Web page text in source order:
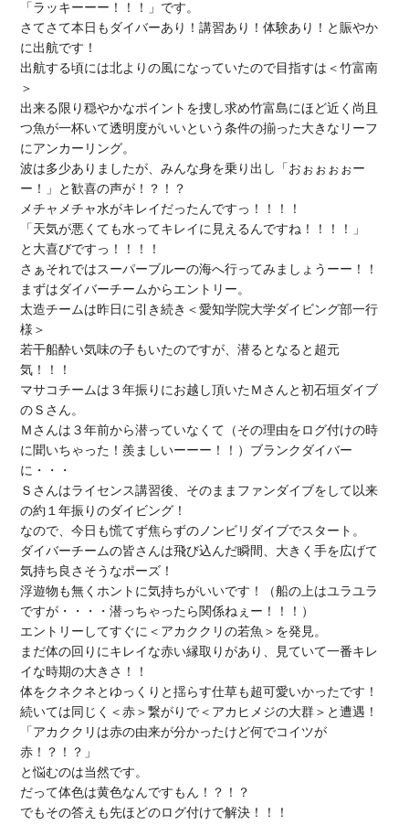
「ラッキーーー！！！」です。
さてさて本日もダイバーあり！講習あり！体験あり！と賑やか
に出航です！
出航する頃には北よりの風になっていたので目指すは＜竹富南
＞
出来る限り穏やかなポイントを捜し求め竹富島にほど近く尚且
つ魚が一杯いて透明度がいいという条件の揃った大きなリーフ
にアンカーリング。
波は多少ありましたが、みんな身を乗り出し「おぉぉぉぉー
ー！」と歓喜の声が！？！？
メチャメチャ水がキレイだったんですっ！！！！
「天気が悪くても水ってキレイに見えるんですね！！！！」
と大喜びですっ！！！！
さぁそれではスーパーブルーの海へ行ってみましょうーー！！
まずはダイバーチームからエントリー。
太造チームは昨日に引き続き＜愛知学院大学ダイビング部一行
様＞
若干船酔い気味の子もいたのですが、潜るとなると超元
気！！！
マサコチームは３年振りにお越し頂いたＭさんと初石垣ダイブ
のＳさん。
Ｍさんは３年前から潜っていなくて（その理由をログ付けの時
に聞いちゃった！羨ましいーーー！！）ブランクダイバー
に・・・
Ｓさんはライセンス講習後、そのままファンダイブをして以来
の約１年振りのダイビング！
なので、今日も慌てず焦らずのノンビリダイブでスタート。
ダイバーチームの皆さんは飛び込んだ瞬間、大きく手を広げて
気持ち良さそうなポーズ！
浮遊物も無くホントに気持ちがいいです！（船の上はユラユラ
ですが・・・・潜っちゃったら関係ねぇー！！！）
エントリーしてすぐに＜アカククリの若魚＞を発見。
まだ体の回りにキレイな赤い縁取りがあり、見ていて一番キレ
イな時期の大きさ！！
体をクネクネとゆっくりと揺らす仕草も超可愛いかったです！
続いては同じく＜赤＞繋がりで＜アカヒメジの大群＞と遭遇！
「アカククリは赤の由来が分かったけど何でコイツが
赤！？！？」
と悩むのは当然です。
だって体色は黄色なんですもん！？！？
でもその答えも先ほどのログ付けで解決！！！